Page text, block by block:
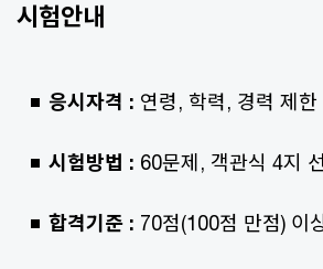
시험안내
응시자격 : 연령, 학력, 경력 제한
시험방법 : 60문제, 객관식 4지
합격기준 : 70점(100점 만점) 이